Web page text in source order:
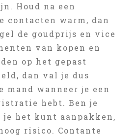
Houd na een
contacten warm, dan
de goudprijs en vice
van kopen en
op het gepast
dan val je dus
mand wanneer je een
hebt. Ben je
je het kunt aanpakken,
risico. Contante